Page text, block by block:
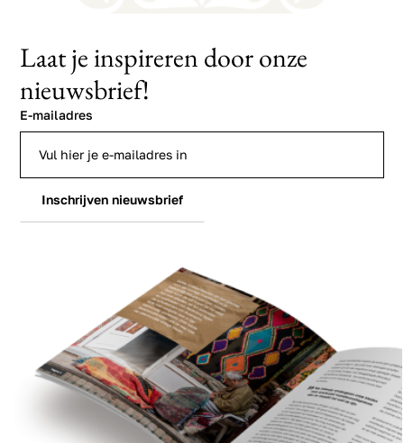
Laat je inspireren door onze
nieuwsbrief!
E-mailadres
Inschrijven nieuwsbrief